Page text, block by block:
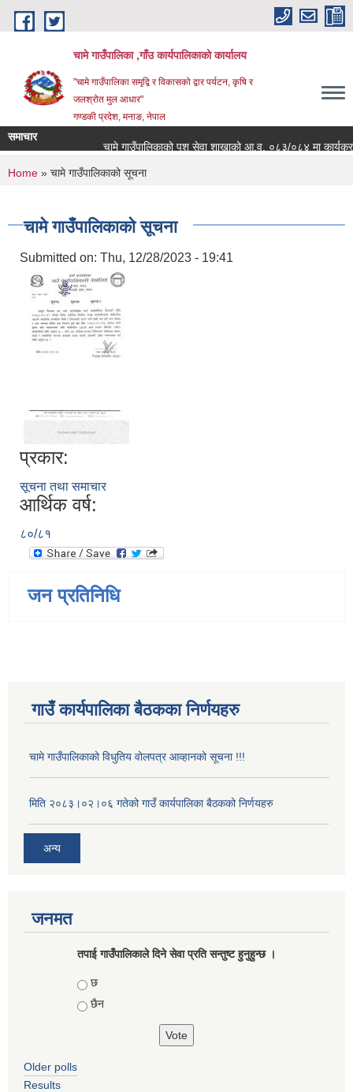
Skip to main content
चामे गाउँपालिका ,गाँउ कार्यपालिकाको कार्यालय
"चामे गाउँपालिका समृद्वि र विकासको द्वार पर्यटन, कृषि र
जलश्रोत मुल आधार"
गण्डकी प्रदेश, मनाङ, नेपाल
समाचार
चामे गाउँपालिकाको पशु सेवा शाखाको आ.व. ०८३/०८४ मा कार्यक्रम
You are here
Home » चामे गाउँपालिकाको सूचना
चामे गाउँपालिकाको सूचना
Submitted on: Thu, 12/28/2023 - 19:41
प्रकार:
सूचना तथा समाचार
आर्थिक वर्ष:
८०/८१
जन प्रतिनिधि
गाउँ कार्यपालिका बैठकका निर्णयहरु
चामे गाउँपालिकाको विधुतिय वोलपत्र आव्हानको सूचना !!!
मिति २०८३।०२।०६ गतेको गाउँ कार्यपालिका बैठकको निर्णयहरु
अन्य
जनमत
तपाई गाउँपालिकाले दिने सेवा प्रति सन्तुष्ट हुनुहुन्छ ।
Choices
छ
छैन
Older polls
Results